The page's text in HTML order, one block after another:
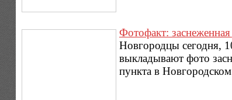
Фотофакт:
Новгородцы сегодня,
выкладывают фото
пункта в